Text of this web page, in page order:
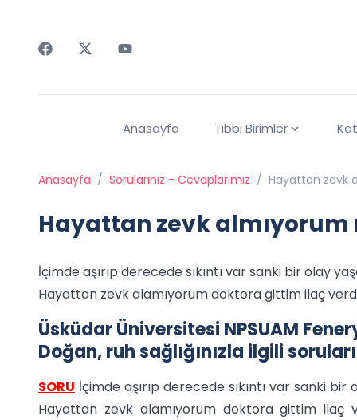
Anasayfa Tıbbi Birimler
Anasayfa / Sorularınız - Cevaplarımız / Hayattan zevk
Hayattan zevk almıyorum
İçimde aşırıp derecede sıkıntı var sanki bir olay
Hayattan zevk alamıyorum doktora gittim ilaç
Üsküdar Üniversitesi NPSUAM
Doğan, ruh sağlığınızla ilgili
SORU İçimde aşırıp derecede sıkıntı var sanki
Hayattan zevk alamıyorum doktora gittim ilaç